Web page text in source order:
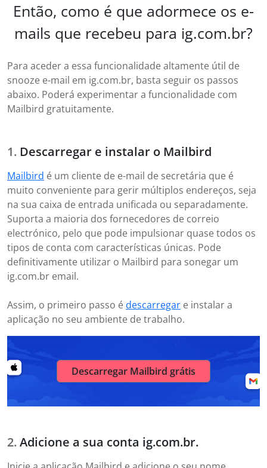
Então, como é que adormece os e-
mails que recebeu para ig.com.br?
Para aceder a essa funcionalidade altamente útil de
snooze e-mail em ig.com.br, basta seguir os passos
abaixo. Poderá experimentar a funcionalidade com
Mailbird gratuitamente.
Descarregar e instalar o Mailbird
Mailbird é um cliente de e-mail de secretária que é
muito conveniente para gerir múltiplos endereços, seja
na sua caixa de entrada unificada ou separadamente.
Suporta a maioria dos fornecedores de correio
electrónico, pelo que pode impulsionar quase todos os
tipos de conta com características únicas. Pode
definitivamente utilizar o Mailbird para sonegar um
ig.com.br email.
Assim, o primeiro passo é descarregar e instalar a
aplicação no seu ambiente de trabalho.
Descarregar Mailbird grátis
Adicione a sua conta ig.com.br.